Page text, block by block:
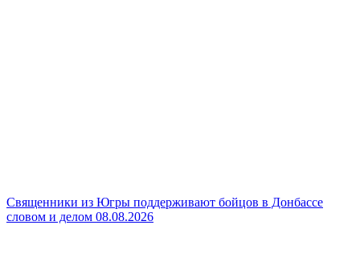
Священники из Югры поддерживают бойцов в Донбассе
словом и делом 08.08.2026